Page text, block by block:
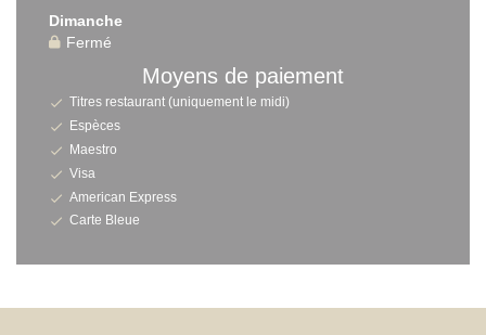
Dimanche
Fermé
Moyens de paiement
Titres restaurant (uniquement le midi)
Espèces
Maestro
Visa
American Express
Carte Bleue